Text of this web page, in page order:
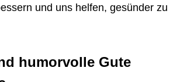
und uns helfen, gesünder zu
humorvolle Gute